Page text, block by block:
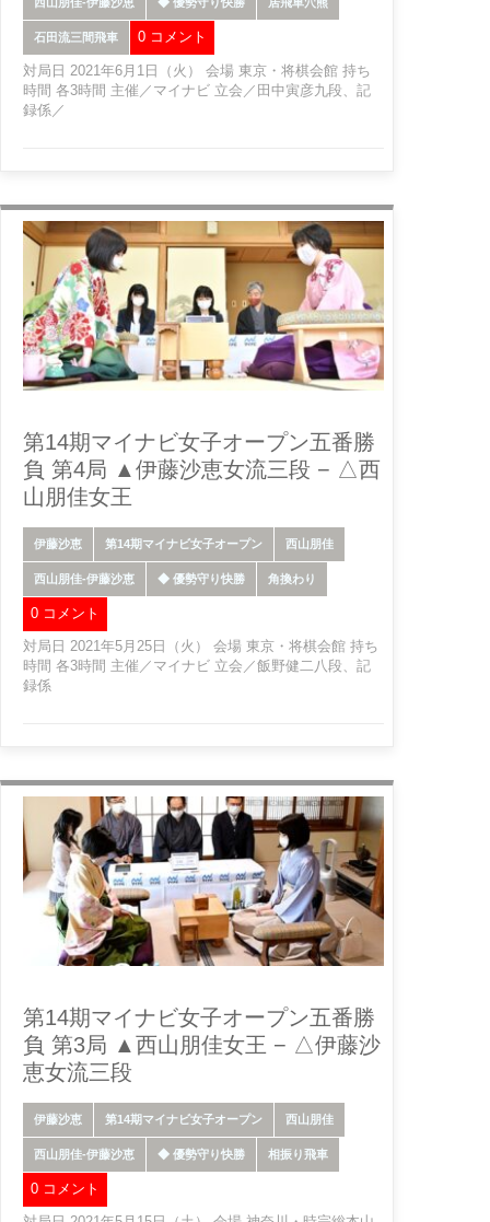
石田流三間飛車 0 コメント
対局日 2021年6月1日（火） 会場 東京・将棋会館 持ち
時間 各3時間 主催／マイナビ 立会／田中寅彦九段、記
録係／
第14期マイナビ女子オープン五番勝
負 第4局 ▲伊藤沙恵女流三段 − △西
山朋佳女王
伊藤沙恵 第14期マイナビ女子オープン 西山朋佳
西山朋佳-伊藤沙恵 ◆ 優勢守り快勝 角換わり
0 コメント
対局日 2021年5月25日（火） 会場 東京・将棋会館 持ち
時間 各3時間 主催／マイナビ 立会／飯野健二八段、記
録係
第14期マイナビ女子オープン五番勝
負 第3局 ▲西山朋佳女王 − △伊藤沙
恵女流三段
伊藤沙恵 第14期マイナビ女子オープン 西山朋佳
西山朋佳-伊藤沙恵 ◆ 優勢守り快勝 相振り飛車
0 コメント